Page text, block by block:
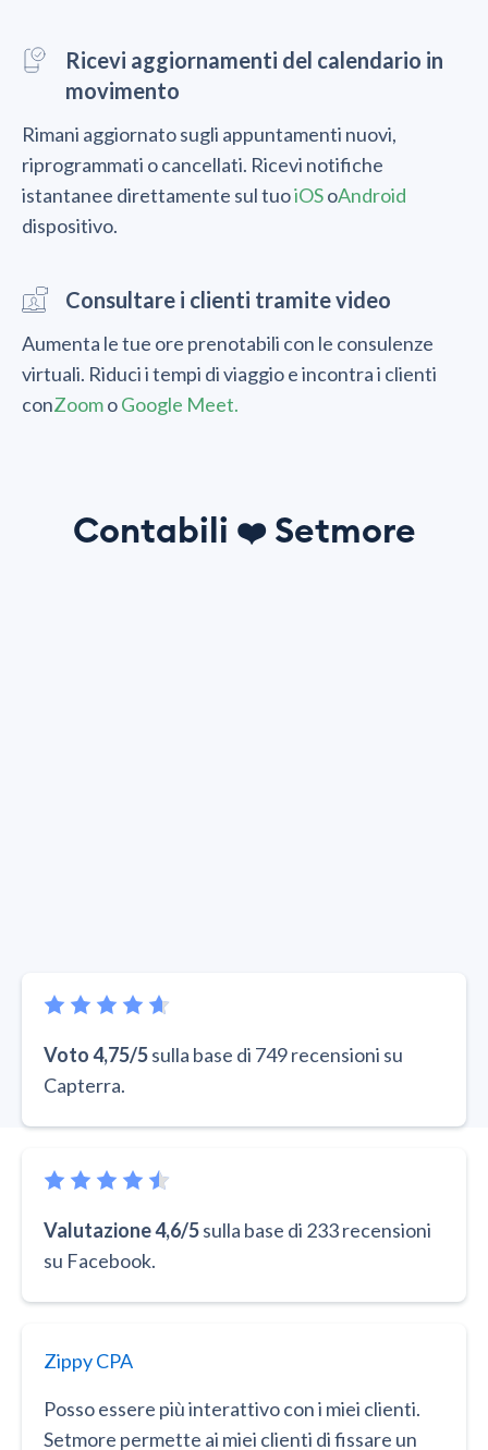
Ricevi aggiornamenti del calendario in
movimento
Rimani aggiornato sugli appuntamenti nuovi,
riprogrammati o cancellati. Ricevi notifiche
istantanee direttamente sul tuoiOSoAndroid
dispositivo.
Consultare i clienti tramite video
Aumenta le tue ore prenotabili con le consulenze
virtuali. Riduci i tempi di viaggio e incontra i clienti
conZoomoGoogle Meet.
Contabili ❤️ Setmore
Voto 4,75/5sulla base di 749 recensioni su
Capterra.
Valutazione 4,6/5sulla base di 233 recensioni
su Facebook.
Zippy CPA
Posso essere più interattivo con i miei clienti.
Setmore permette ai miei clienti di fissare un